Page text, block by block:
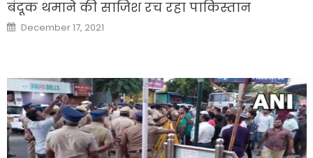
बंदूक थमाने की साजिश रच रहा पाकिस्तान
Posted
on
December 17, 2021